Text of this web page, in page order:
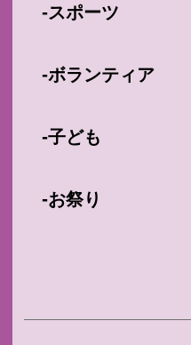
-スポーツ
-ボランティア
-子ども
-お祭り